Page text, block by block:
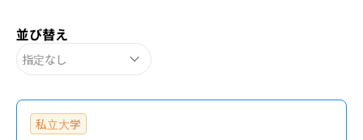
並び替え
指定なし
私立大学